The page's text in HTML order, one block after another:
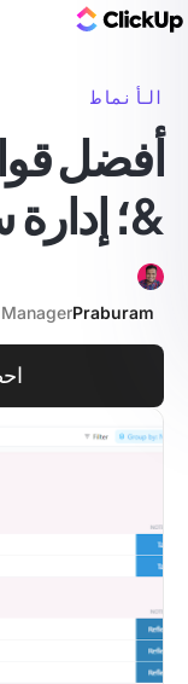
الأنماط
أفضل
&؛
Praburam